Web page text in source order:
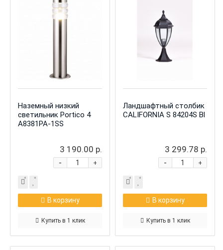
Наземный низкий
светильник Portico 4
A8381PA-1SS
3 190.00 р.
+
-
В корзину
Купить в 1 клик
Ландшафтный столбик
CALIFORNIA S 84204S Bl
3 299.78 р.
+
-
В корзину
Купить в 1 клик